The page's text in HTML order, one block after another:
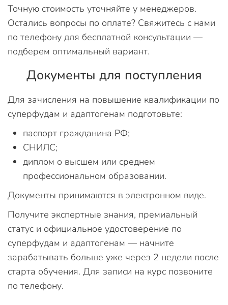
Точную стоимость уточняйте у менеджеров.
Остались вопросы по оплате? Свяжитесь с нами
по телефону для бесплатной консультации —
подберем оптимальный вариант.
Документы для поступления
Для зачисления на повышение квалификации по
суперфудам и адаптогенам подготовьте:
паспорт гражданина РФ;
СНИЛС;
диплом о высшем или среднем
профессиональном образовании.
Документы принимаются в электронном виде.
Получите экспертные знания, премиальный
статус и официальное удостоверение по
суперфудам и адаптогенам — начните
зарабатывать больше уже через 2 недели после
старта обучения. Для записи на курс позвоните
по телефону.